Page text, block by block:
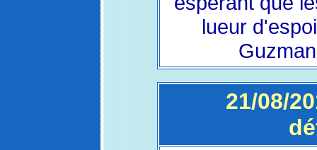
lueur
21/08/